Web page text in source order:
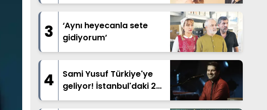
3
‘Aynı heyecanla sete
gidiyorum’
4
Sami Yusuf Türkiye'ye
geliyor! İstanbul'daki 2
dev konser öncesi 10